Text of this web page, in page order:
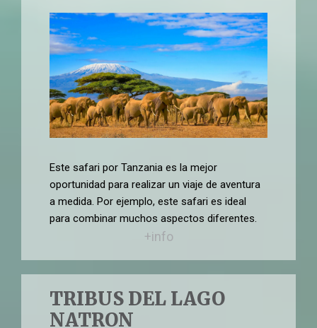
Este safari por Tanzania es la mejor
oportunidad para realizar un viaje de aventura
a medida. Por ejemplo, este safari es ideal
para combinar muchos aspectos diferentes.
+info
TRIBUS DEL LAGO
NATRON